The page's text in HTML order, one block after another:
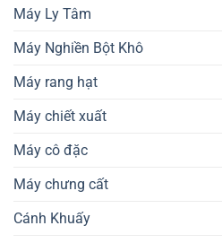
Máy Ly Tâm
Máy Nghiền Bột Khô
Máy rang hạt
Máy chiết xuất
Máy cô đặc
Máy chưng cất
Cánh Khuấy